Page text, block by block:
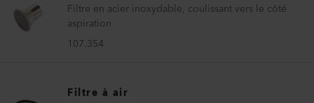
Filtre en acier inoxydable, coulissant vers le côté
aspiration
107.354
Filtre à air